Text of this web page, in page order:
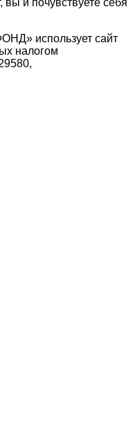
вы и почувствуете себя
использует сайт
налогом